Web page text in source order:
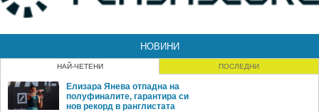
НОВИНИ
НАЙ-ЧЕТЕНИ ПОСЛЕДНИ
Елизара Янева отпадна на
полуфиналите, гарантира си
нов рекорд в ранглистата